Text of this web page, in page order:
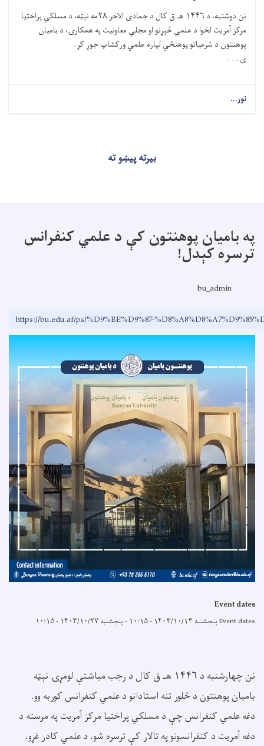
نن دوشنبه، د ۱۴۴۶ هـ ق کال د جمادی الاخر ۲۸مه نېټه، د مسلکي پراختیا
مرکز آمریت لخوا د علمي څېړنو او مجلې معاونیت په همکارۍ، د بامیان
پوهنتون د شرعیاتو پوهنځي لپاره علمي ورکشاپ جوړ کړ.
ی . . .
نور...
بیرته پیښو ته
په بامیان پوهنتون کې د علمي کنفرانس
ترسره کېدل!
bu_admin
https://bu.edu.af/ps/%D9%BE%D9%87-
Event dates
Event datesپنجشنبه ۱۴۰۳/۱۰/۱۳ - ۱۰:۱۵ -پنجشنبه ۱۴۰۳/۱۰/۲۷ - ۱۰:۱۵
نن چهارشنبه د ۱۴۴۶ هـ ق کال د رجب میاشتې لومړۍ نېټه
بامیان پوهنتون د څلور تنه استادانو د علمي کنفرانس کوربه وو.
دغه علمي کنفرانس چې د مسلکي پراختیا مرکز آمریت په مرسته د
دغه آمریت د کنفرانسونو په تالار کې ترسره شو، د علمي کادر غړو،